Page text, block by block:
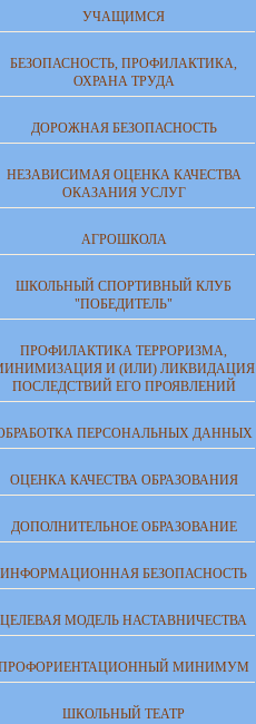
УЧАЩИМСЯ
БЕЗОПАСНОСТЬ, ПРОФИЛАКТИКА,
ОХРАНА ТРУДА
ДОРОЖНАЯ БЕЗОПАСНОСТЬ
НЕЗАВИСИМАЯ ОЦЕНКА КАЧЕСТВА
ОКАЗАНИЯ УСЛУГ
АГРОШКОЛА
ШКОЛЬНЫЙ СПОРТИВНЫЙ КЛУБ
"ПОБЕДИТЕЛЬ"
ПРОФИЛАКТИКА ТЕРРОРИЗМА,
И (ИЛИ) ЛИКВИДАЦИЯ
ПОСЛЕДСТВИЙ ЕГО ПРОЯВЛЕНИЙ
ПЕРСОНАЛЬНЫХ ДАННЫХ
ОЦЕНКА КАЧЕСТВА ОБРАЗОВАНИЯ
ДОПОЛНИТЕЛЬНОЕ ОБРАЗОВАНИЕ
ИНФОРМАЦИОННАЯ БЕЗОПАСНОСТЬ
ЦЕЛЕВАЯ МОДЕЛЬ НАСТАВНИЧЕСТВА
МИНИМУМ
ШКОЛЬНЫЙ ТЕАТР